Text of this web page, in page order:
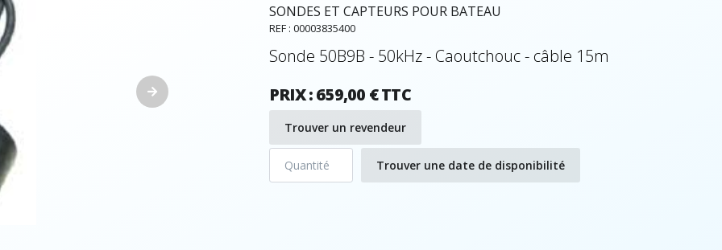
SONDES ET CAPTEURS POUR BATEAU
REF : 00003835400
Sonde 50B9B - 50kHz - Caoutchouc - câble 15m
PRIX : 659,00 € TTC
Trouver un revendeur
Trouver une date de disponibilité